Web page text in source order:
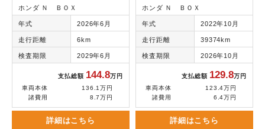
ホンダ Ｎ ＢＯＸ
年式 2026年6月
走行距離 6km
検査期限 2029年6月
支払総額 144.8万円
車両本体
136.1万円
諸費用
8.7万円
詳細はこちら
ホンダ Ｎ ＢＯＸ
年式 2022年10月
走行距離 39374km
検査期限 2026年10月
支払総額 129.8万円
車両本体
123.4万円
諸費用
6.4万円
詳細はこちら